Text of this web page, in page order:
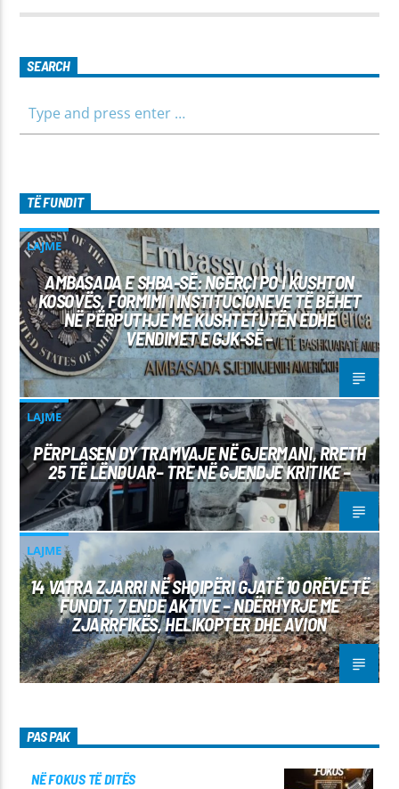
SEARCH
TË FUNDIT
LAJME
AMBASADA E SHBA-SË: NGËRÇI PO I KUSHTON
KOSOVËS, FORMIMI I INSTITUCIONEVE TË BËHET
NË PËRPUTHJE ME KUSHTETUTËN EDHE
VENDIMET E GJK-SË –
LAJME
PËRPLASEN DY TRAMVAJE NË GJERMANI, RRETH
25 TË LËNDUAR– TRE NË GJENDJE KRITIKE –
LAJME
14 VATRA ZJARRI NË SHQIPËRI GJATË 10 ORËVE TË
FUNDIT, 7 ENDE AKTIVE – NDËRHYRJE ME
ZJARRFIKËS, HELIKOPTER DHE AVION
PAS PAK
NË FOKUS TË DITËS